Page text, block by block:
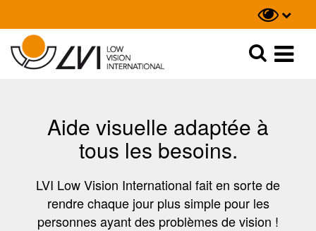
Recherche
Aide visuelle adaptée à
tous les besoins.
LVI Low Vision International fait en sorte de
rendre chaque jour plus simple pour les
personnes ayant des problèmes de vision !